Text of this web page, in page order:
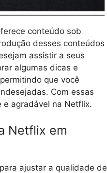
conteúdo sob
desses conteúdos
assistir a seus
algumas dicas e
que você
Com essas
e agradável na Netflix.
Netflix em
para ajustar a qualidade de